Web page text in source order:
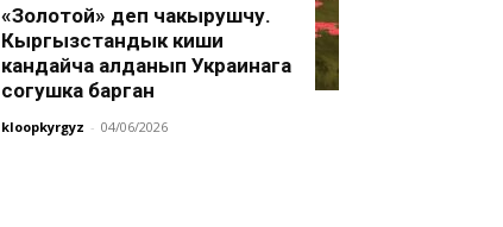
«Золотой» деп чакырушчу.
Кыргызстандык киши
кандайча алданып Украинага
согушка барган
kloopkyrgyz - 04/06/2026